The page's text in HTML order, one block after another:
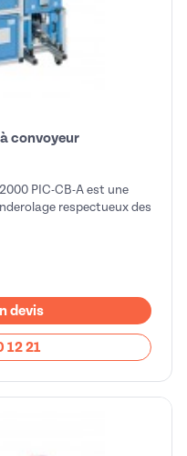
convoyeur
PIC-CB-A est une
respectueux des
devis
12 21